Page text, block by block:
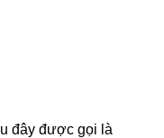
đây được gọi là